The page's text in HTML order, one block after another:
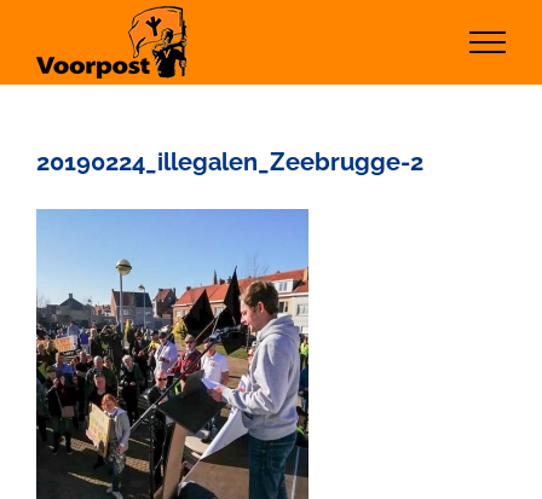
inhoud
20190224_illegalen_Zeebrugge-2